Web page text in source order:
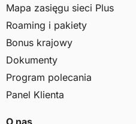
Mapa zasięgu sieci Plus
Roaming i pakiety
Bonus krajowy
Dokumenty
Program polecania
Panel Klienta
O nas